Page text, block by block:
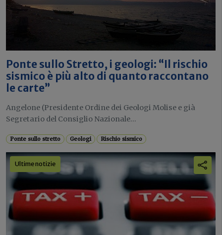
Ponte sullo Stretto, i geologi: “Il rischio
sismico è più alto di quanto raccontano
le carte”
Angelone (Presidente Ordine dei Geologi Molise e già
Segretario del Consiglio Nazionale...
Ponte sullo stretto Geologi Rischio sismico
Ultime notizie